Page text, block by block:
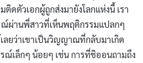
ติดตัวเอกผู้ถูกส่งมายังโลกแห่งนี้ เรา
ณ์ผ่านพี่สาวที่เห็นพฤติกรรมแปลกๆ
ลยว่าเขาเป็นวิญญาณที่กลับมาเกิด
ณ์เล็กๆ น้อยๆ เช่น การที่ชิออนถามถึง